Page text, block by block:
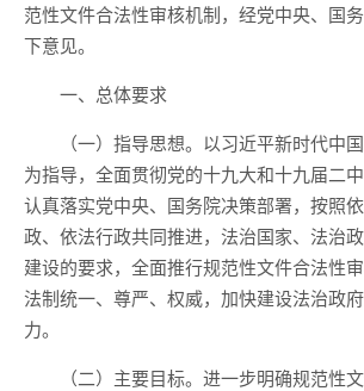
范性文件合法性审核机制，经党中央、国
下意见。
一、总体要求
（一）指导思想。以习近平新时代中
为指导，全面贯彻党的十九大和十九届二中
认真落实党中央、国务院决策部署，按照
政、依法行政共同推进，法治国家、法治
建设的要求，全面推行规范性文件合法性
法制统一、尊严、权威，加快建设法治政
力。
（二）主要目标。进一步明确规范性